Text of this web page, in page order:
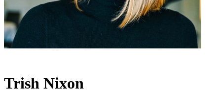
Trish Nixon